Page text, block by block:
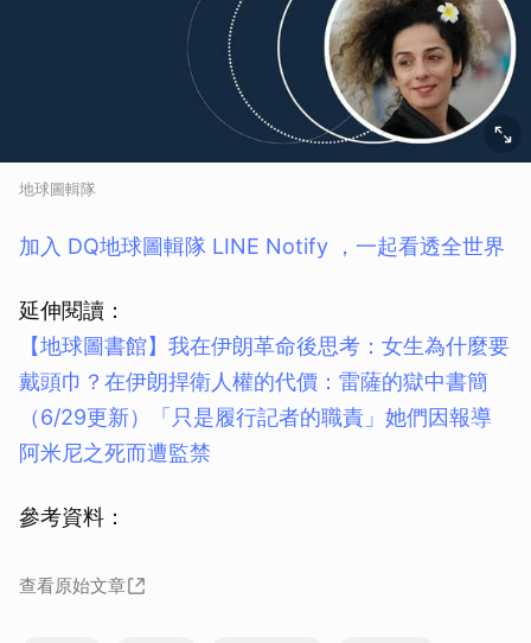
地球圖輯隊
加入 DQ地球圖輯隊 LINE Notify ，一起看透全世界
延伸閱讀：
【地球圖書館】我在伊朗革命後思考：女生為什麼要
戴頭巾？ 在伊朗捍衛人權的代價：雷薩的獄中書簡
（6/29更新）「只是履行記者的職責」她們因報導
阿米尼之死而遭監禁
參考資料：
查看原始文章